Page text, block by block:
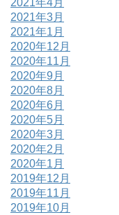
2021年4月
2021年3月
2021年1月
2020年12月
2020年11月
2020年9月
2020年8月
2020年6月
2020年5月
2020年3月
2020年2月
2020年1月
2019年12月
2019年11月
2019年10月